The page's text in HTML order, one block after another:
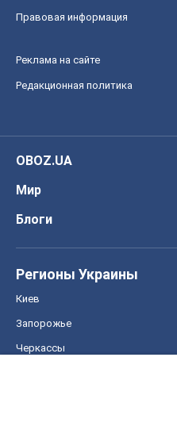
Правовая информация
Реклама на сайте
Редакционная политика
OBOZ.UA
Мир
Блоги
Регионы Украины
Киев
Запорожье
Черкассы